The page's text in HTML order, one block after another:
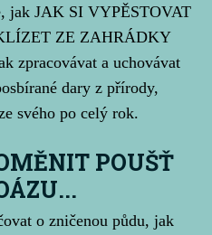
jak JAK SI VYPĚSTOVAT
ZE ZAHRÁDKY
zpracovávat a uchovávat
dary z přírody,
svého po celý rok.
POUŠŤ
o zničenou půdu, jak